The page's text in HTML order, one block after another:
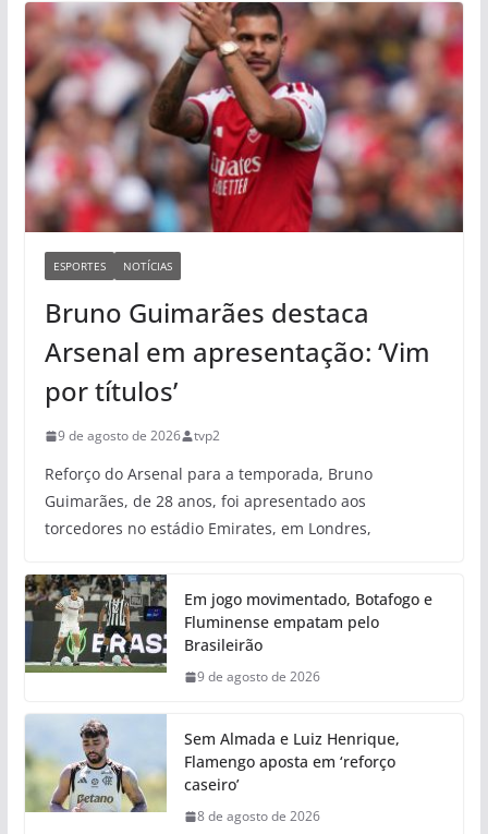
ESPORTES NOTÍCIAS
Bruno Guimarães destaca
Arsenal em apresentação: ‘Vim
por títulos’
9 de agosto de 2026 tvp2
Reforço do Arsenal para a temporada, Bruno
Guimarães, de 28 anos, foi apresentado aos
torcedores no estádio Emirates, em Londres,
Em jogo movimentado, Botafogo e
Fluminense empatam pelo
Brasileirão
9 de agosto de 2026
Sem Almada e Luiz Henrique,
Flamengo aposta em ‘reforço
caseiro’
8 de agosto de 2026